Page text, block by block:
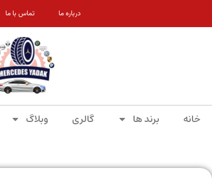
درباره ما تماس با ما
خانه برند ها گالری وبلاگ